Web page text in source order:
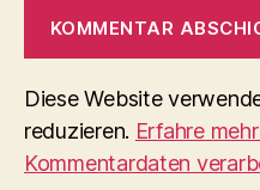
Diese Website
reduzieren. Erfahre
Kommentardaten